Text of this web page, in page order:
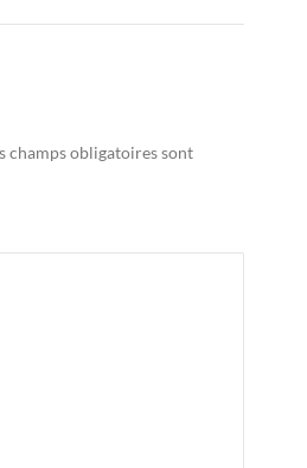
champs obligatoires sont